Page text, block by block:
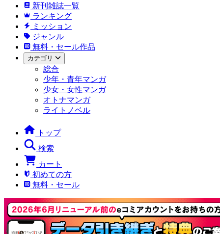
新刊雑誌一覧
ランキング
ミッション
ジャンル
無料・セール作品
カテゴリ
総合
少年・青年マンガ
少女・女性マンガ
オトナマンガ
ライトノベル
トップ
検索
カート
初めての方
無料・セール